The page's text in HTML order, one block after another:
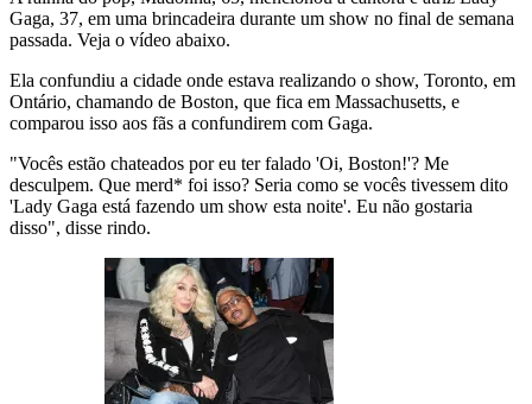
Gaga, 37, em uma brincadeira durante um show no final de semana
passada. Veja o vídeo abaixo.
Ela confundiu a cidade onde estava realizando o show, Toronto, em
Ontário, chamando de Boston, que fica em Massachusetts, e
comparou isso aos fãs a confundirem com Gaga.
"Vocês estão chateados por eu ter falado 'Oi, Boston!'? Me
desculpem. Que merd* foi isso? Seria como se vocês tivessem dito
'Lady Gaga está fazendo um show esta noite'. Eu não gostaria
disso", disse rindo.